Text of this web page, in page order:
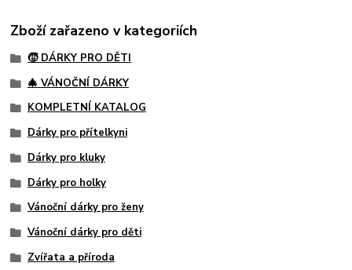
Zboží zařazeno v kategoriích
🧒 DÁRKY PRO DĚTI
🎄 VÁNOČNÍ DÁRKY
KOMPLETNÍ KATALOG
Dárky pro přítelkyni
Dárky pro kluky
Dárky pro holky
Vánoční dárky pro ženy
Vánoční dárky pro děti
Zvířata a příroda